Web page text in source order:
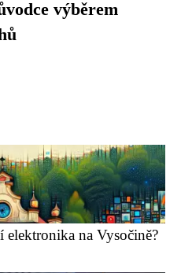
výběrem
na Vysočině?